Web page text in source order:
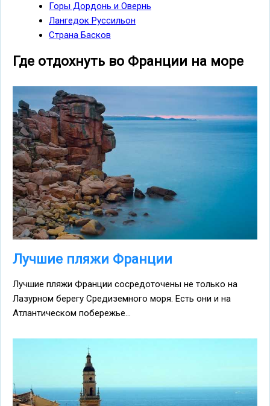
Горы Дордонь и Овернь
Лангедок Руссильон
Страна Басков
Где отдохнуть во Франции на море
Лучшие пляжи Франции
Лучшие пляжи Франции сосредоточены не только на
Лазурном берегу Средиземного моря. Есть они и на
Атлантическом побережье...